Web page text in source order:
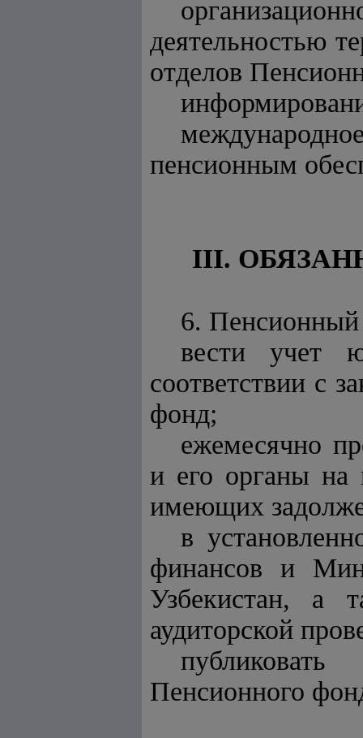
деятельностью
отделов
пенсионным
III.
6. Пенсионный
вести учет
соответствии с
фонд;
ежемесячно
и его органы на
имеющих
в
финансов и
Узбекистан, а
аудиторской
Пенсионного